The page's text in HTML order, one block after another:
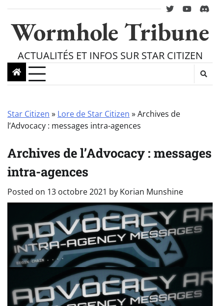
content
twitteryoutube
Wormhole Tribune
ACTUALITÉS ET INFOS SUR STAR CITIZEN
Star Citizen » Lore de Star Citizen »Archives de
l’Advocacy : messages intra-agences
Archives de l’Advocacy : messages
intra-agences
Posted on 13 octobre 2021 by Korian Munshine